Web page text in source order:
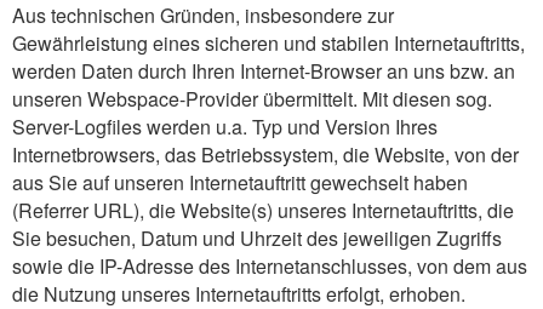
Aus technischen Gründen, insbesondere zur
Gewährleistung eines sicheren und stabilen Internetauftritts,
werden Daten durch Ihren Internet-Browser an uns bzw. an
unseren Webspace-Provider übermittelt. Mit diesen sog.
Server-Logfiles werden u.a. Typ und Version Ihres
Internetbrowsers, das Betriebssystem, die Website, von der
aus Sie auf unseren Internetauftritt gewechselt haben
(Referrer URL), die Website(s) unseres Internetauftritts, die
Sie besuchen, Datum und Uhrzeit des jeweiligen Zugriffs
sowie die IP-Adresse des Internetanschlusses, von dem aus
die Nutzung unseres Internetauftritts erfolgt, erhoben.